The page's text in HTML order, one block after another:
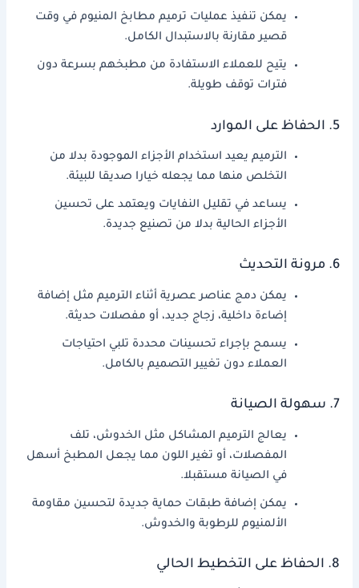
يمكن تنفيذ عمليات ترميم مطابخ المنيوم في وقت
قصير مقارنة بالاستبدال الكامل.
يتيح للعملاء الاستفادة من مطبخهم بسرعة دون
فترات توقف طويلة.
5. الحفاظ على الموارد
الترميم يعيد استخدام الأجزاء الموجودة بدلا من
التخلص منها مما يجعله خيارا صديقا للبيئة.
يساعد في تقليل النفايات ويعتمد على تحسين
الأجزاء الحالية بدلا من تصنيع جديدة.
6. مرونة التحديث
يمكن دمج عناصر عصرية أثناء الترميم مثل إضافة
إضاءة داخلية، زجاج جديد، أو مفصلات حديثة.
يسمح بإجراء تحسينات محددة تلبي احتياجات
العملاء دون تغيير التصميم بالكامل.
7. سهولة الصيانة
يعالج الترميم المشاكل مثل الخدوش، تلف
المفصلات، أو تغير اللون مما يجعل المطبخ أسهل
في الصيانة مستقبلا.
يمكن إضافة طبقات حماية جديدة لتحسين مقاومة
الألمنيوم للرطوبة والخدوش.
8. الحفاظ على التخطيط الحالي